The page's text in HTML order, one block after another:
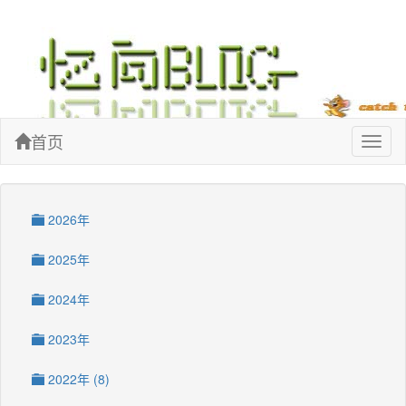
首页
2026年
2025年
2024年
2023年
2022年 (8)